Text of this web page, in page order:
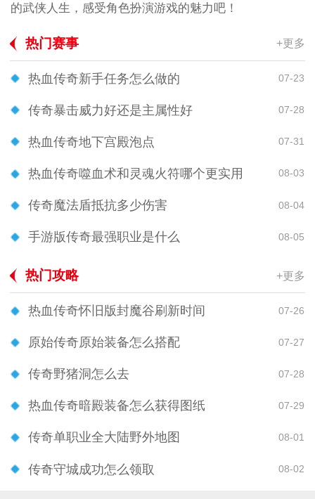
的武侠人生，感受角色扮演游戏的魅力吧！
热门赛事 +更多
热血传奇新手任务怎么做的 07-23
传奇暴击威力好还是主属性好 07-28
热血传奇地下宫殿泡点 07-31
热血传奇噬血术和灵魂火符哪个更实用 08-03
传奇魔法盾抵抗多少伤害 08-04
手游版传奇最强职业是什么 08-05
热门攻略 +更多
热血传奇怀旧版封魔谷刷新时间 07-26
原始传奇原始装备怎么搭配 07-27
传奇野猪洞怎么去 07-28
热血传奇暗殿装备怎么获得图纸 07-29
传奇单职业全大陆野外地图 08-01
传奇守城成功怎么领取 08-02